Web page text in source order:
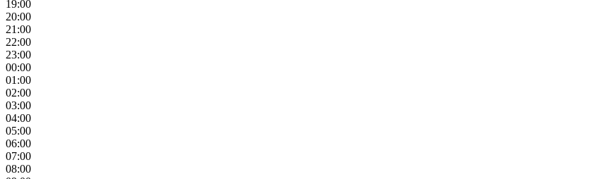
19:00
20:00
21:00
22:00
23:00
00:00
01:00
02:00
03:00
04:00
05:00
06:00
07:00
08:00